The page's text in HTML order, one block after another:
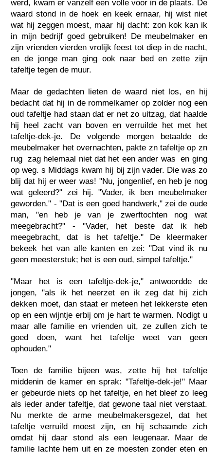
werd, kwam er vanzelf een volle voor in de plaats. De
waard stond in de hoek en keek ernaar, hij wist niet
wat hij zeggen moest, maar hij dacht: zon kok kan ik
in mijn bedrijf goed gebruiken! De meubelmaker en
zijn vrienden vierden vrolijk feest tot diep in de nacht,
en de jonge man ging ook naar bed en zette zijn
tafeltje tegen de muur.
Maar de gedachten lieten de waard niet los, en hij
bedacht dat hij in de rommelkamer op zolder nog een
oud tafeltje had staan dat er net zo uitzag, dat haalde
hij heel zacht van boven en verruilde het met het
tafeltje-dek-je. De volgende morgen betaalde de
meubelmaker het overnachten, pakte zn tafeltje op zn
rug  zag helemaal niet dat het een ander was  en ging
op weg. s Middags kwam hij bij zijn vader. Die was zo
blij dat hij er weer was! "Nu, jongenlief, en heb je nog
wat geleerd?" zei hij. "Vader, ik ben meubelmaker
geworden." - "Dat is een goed handwerk," zei de oude
man, "en heb je van je zwerftochten nog wat
meegebracht?" - "Vader, het beste dat ik heb
meegebracht, dat is het tafeltje." De kleermaker
bekeek het van alle kanten en zei: "Dat vind ik nu
geen meesterstuk; het is een oud, simpel tafeltje."
"Maar het is een tafeltje-dek-je," antwoordde de
jongen, "als ik het neerzet en ik zeg dat hij zich
dekken moet, dan staat er meteen het lekkerste eten
op en een wijntje erbij om je hart te warmen. Nodigt u
maar alle familie en vrienden uit, ze zullen zich te
goed doen, want het tafeltje weet van geen
ophouden."
Toen de familie bijeen was, zette hij het tafeltje
middenin de kamer en sprak: "Tafeltje-dek-je!" Maar
er gebeurde niets op het tafeltje, en het bleef zo leeg
als ieder ander tafeltje, dat gewone taal niet verstaat.
Nu merkte de arme meubelmakersgezel, dat het
tafeltje verruild moest zijn, en hij schaamde zich
omdat hij daar stond als een leugenaar. Maar de
familie lachte hem uit en ze moesten zonder eten en